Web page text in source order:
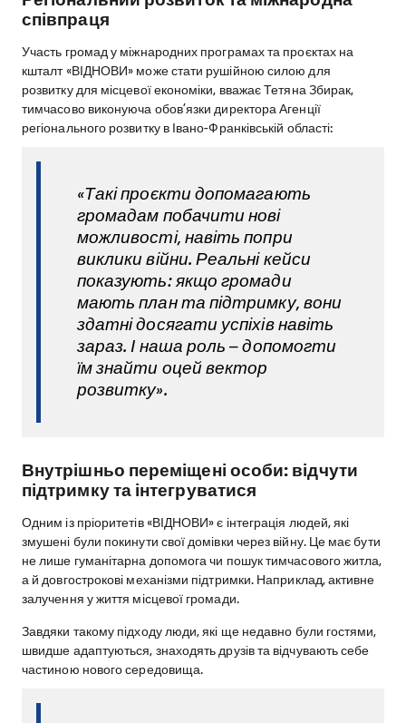
співпраця
Участь громад у міжнародних програмах та проєктах на
кшталт «ВІДНОВИ» може стати рушійною силою для
розвитку для місцевої економіки, вважає Тетяна Збирак,
тимчасово виконуюча обов’язки директора Агенції
регіонального розвитку в Івано-Франківській області:
«Такі проєкти допомагають
громадам побачити нові
можливості, навіть попри
виклики війни. Реальні кейси
показують: якщо громади
мають план та підтримку, вони
здатні досягати успіхів навіть
зараз. І наша роль – допомогти
їм знайти оцей вектор
розвитку».
Внутрішньо переміщені особи: відчути
підтримку та інтегруватися
Одним із пріоритетів «ВІДНОВИ» є інтеграція людей, які
змушені були покинути свої домівки через війну. Це має бути
не лише гуманітарна допомога чи пошук тимчасового житла,
а й довгострокові механізми підтримки. Наприклад, активне
залучення у життя місцевої громади.
Завдяки такому підходу люди, які ще недавно були гостями,
швидше адаптуються, знаходять друзів та відчувають себе
частиною нового середовища.